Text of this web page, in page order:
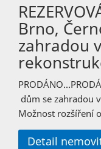
Brno,
zahradou
dům se zahradou
Možnost rozšíření
Detail